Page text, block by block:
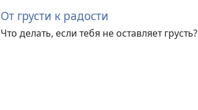
От грусти к радости
Что делать, если тебя не оставляет грусть?